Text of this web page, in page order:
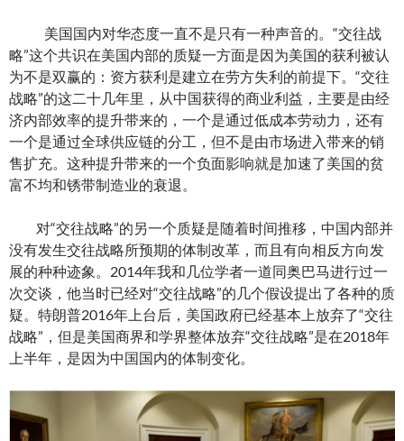
美国国内对华态度一直不是只有一种声音的。“交往战
略”这个共识在美国内部的质疑一方面是因为美国的获利被认
为不是双赢的：资方获利是建立在劳方失利的前提下。“交往
战略”的这二十几年里，从中国获得的商业利益，主要是由经
济内部效率的提升带来的，一个是通过低成本劳动力，还有
一个是通过全球供应链的分工，但不是由市场进入带来的销
售扩充。这种提升带来的一个负面影响就是加速了美国的贫
富不均和锈带制造业的衰退。
对“交往战略”的另一个质疑是随着时间推移，中国内部并
没有发生交往战略所预期的体制改革，而且有向相反方向发
展的种种迹象。2014年我和几位学者一道同奥巴马进行过一
次交谈，他当时已经对“交往战略”的几个假设提出了各种的质
疑。特朗普2016年上台后，美国政府已经基本上放弃了“交往
战略”，但是美国商界和学界整体放弃“交往战略”是在2018年
上半年，是因为中国国内的体制变化。